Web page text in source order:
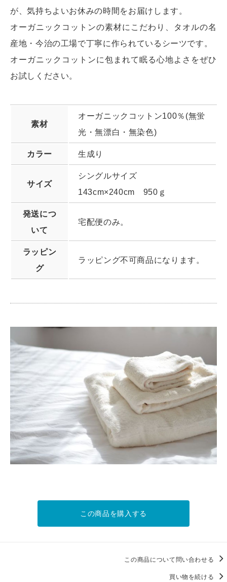
が、気持ちよいお休みの時間をお届けします。
オーガニックコットンの素材にこだわり、タオルの名
産地・今治の工場で丁寧に作られているシーツです。
オーガニックコットンに包まれて眠る心地よさをぜひ
お試しください。
素材
オーガニックコットン100％(無蛍
光・無漂白・無染色)
カラー 生成り
サイズ
シングルサイズ
143cm×240cm 950ｇ
発送につ
いて
宅配便のみ。
ラッピン
グ
ラッピング不可商品になります。
この商品を購入する
この商品について問い合わせる
買い物を続ける